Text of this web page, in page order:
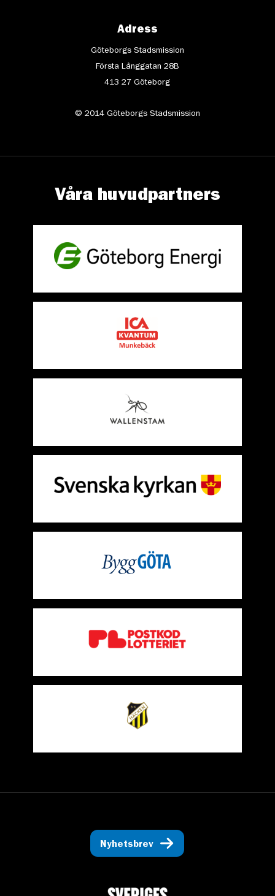
Adress
Göteborgs Stadsmission
Första Långgatan 28B
413 27 Göteborg
© 2014 Göteborgs Stadsmission
Våra huvudpartners
Nyhetsbrev